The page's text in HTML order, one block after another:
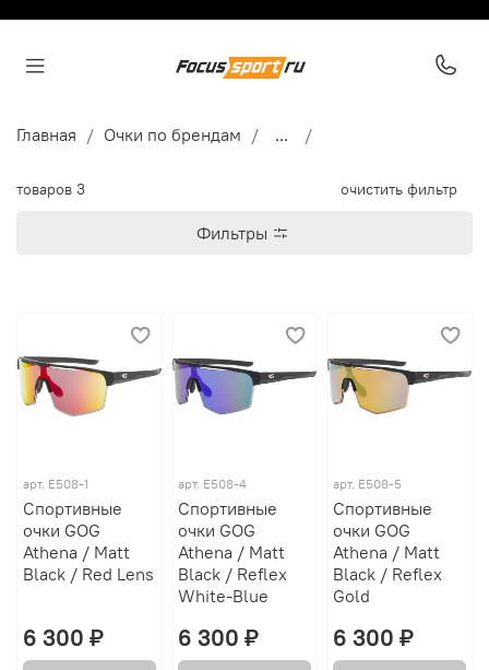
Главная Очки по брендам ...
товаров 3 очистить фильтр
Фильтры
арт. E508-1
Спортивные
очки GOG
Athena / Matt
Black / Red Lens
6 300 ₽
арт. E508-4
Спортивные
очки GOG
Athena / Matt
Black / Reflex
White-Blue
6 300 ₽
арт. E508-5
Спортивные
очки GOG
Athena / Matt
Black / Reflex
Gold
6 300 ₽